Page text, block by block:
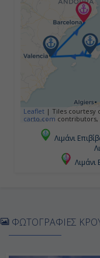
Leaflet | Tiles courtesy
carto.com contributors,
Λιμάνι
Λιμάνι
ΦΩΤΟΓΡΑΦΙΕΣ